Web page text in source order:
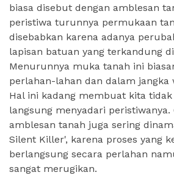
biasa disebut dengan amblesan
peristiwa turunnya permukaan
disebabkan karena adanya
lapisan batuan yang terkandung
Menurunnya muka tanah ini
perlahan-lahan dan dalam jangka
Hal ini kadang membuat kita
langsung menyadari peristiwanya.
amblesan tanah juga sering
Silent Killer', karena proses yang
berlangsung secara perlahan
sangat merugikan.